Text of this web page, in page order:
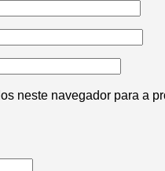
neste navegador para a